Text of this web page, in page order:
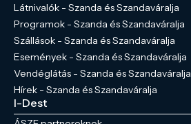
Látnivalók - Szanda és Szandaváralja
Programok - Szanda és Szandaváralja
Szállások - Szanda és Szandaváralja
Események - Szanda és Szandaváralja
Vendéglátás - Szanda és Szandaváralja
Hírek - Szanda és Szandaváralja
I-Dest